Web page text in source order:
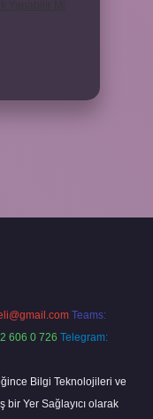
Teams:
606 0 726 Telegram:
Bilgi Teknolojileri ve
bir Yer Sağlayıcı olarak